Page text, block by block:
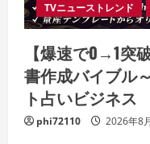
TVニューストレンド
【爆速で0→1突
書作成バイブル
ト占いビジネス
phi72110 2026年8